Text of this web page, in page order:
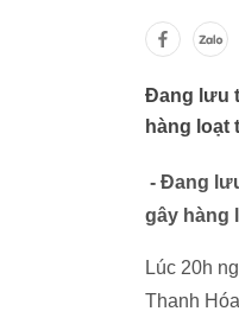
Đang lưu
hàng loạt
- Đang
gây hàng
Lúc 20h
Thanh